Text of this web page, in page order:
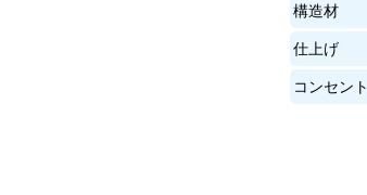
構造材
仕上げ
コンセント